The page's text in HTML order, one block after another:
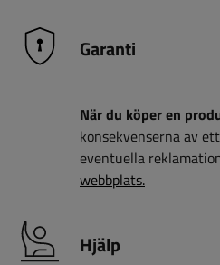
Garanti
När du köper en
konsekvenserna av
eventuella
webbplats.
Hjälp